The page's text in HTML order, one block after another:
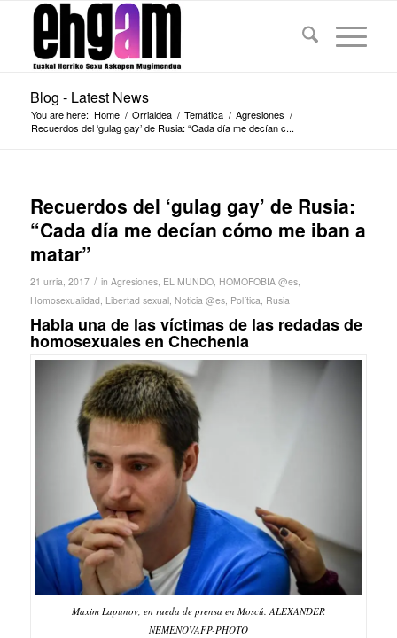
Blog - Latest News
You are here: Home / Orrialdea / Temática / Agresiones /
Recuerdos del ‘gulag gay’ de Rusia: “Cada día me decían c...
Recuerdos del ‘gulag gay’ de Rusia:
“Cada día me decían cómo me iban a
matar”
21 urria, 2017 / in Agresiones, EL MUNDO, HOMOFOBIA @es,
Homosexualidad, Libertad sexual, Noticia @es, Política, Rusia
Habla una de las víctimas de las redadas de
homosexuales en Chechenia
Maxim Lapunov, en rueda de prensa en Moscú. ALEXANDER
NEMENOVAFP-PHOTO